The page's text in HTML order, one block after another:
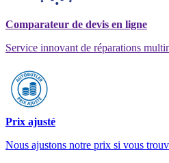
Comparateur de devis en ligne
Service innovant de réparations
Prix ajusté
Nous ajustons notre prix si vous